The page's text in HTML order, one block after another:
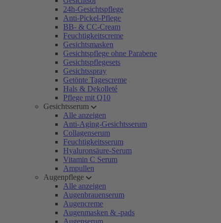
24h-Gesichtspflege
Anti-Pickel-Pflege
BB- & CC-Cream
Feuchtigkeitscreme
Gesichtsmasken
Gesichtspflege ohne Parabene
Gesichtspflegesets
Gesichtsspray
Getönte Tagescreme
Hals & Dekolleté
Pflege mit Q10
Gesichtsserum
Alle anzeigen
Anti-Aging-Gesichtsserum
Collagenserum
Feuchtigkeitsserum
Hyaluronsäure-Serum
Vitamin C Serum
Ampullen
Augenpflege
Alle anzeigen
Augenbrauenserum
Augencreme
Augenmasken & -pads
Augenserum